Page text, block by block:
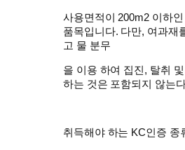
사용면적이 200m2 이하
품목입니다. 다만, 여과재
고 물 분무
을 이용 하여 집진, 탈취
하는 것은 포함되지 않는
취득해야 하는 KC인증 종